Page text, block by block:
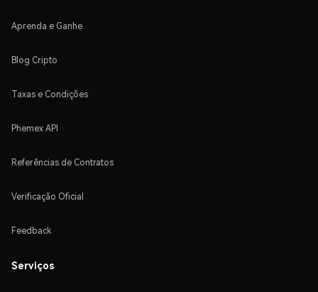
Aprenda e Ganhe
Blog Cripto
Taxas e Condições
Phemex API
Referências de Contratos
Verificação Oficial
Feedback
Serviços